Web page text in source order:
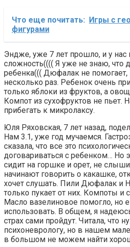
Что еще почитать: Игры с
фигурами
Эндже, уже 7 лет прошло, и у нас
сложность(((( Я уже не знаю, что
ребенка((( Дюфалак не
несколько раз. Ребенок очень
только яблоки из фруктов, а
Компот из сухофруктов не пьет.
прибегать к микролаксу.
Юля Ряховская, 7 лет назад,
Нам 3.1, уже год мучаемся.
сказала, что все это
договариваться с ребенком… Но
сидит на горшке и орет, не
начинают говорить о какашке,
хочет слушать. Пили Дюфалак и
только пукает от них. Компоты
Масло вазелиновое помогло, но
использовать. В общем, я
страх сами пройдут. Читала, что
психоневрологу, но в нашем
в большом не можем найти